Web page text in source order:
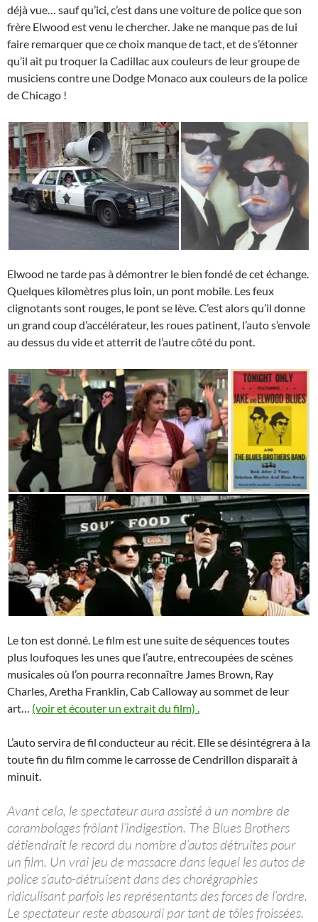
déjà vue… sauf qu’ici, c’est dans une voiture de police que son
frère Elwood est venu le chercher. Jake ne manque pas de lui
faire remarquer que ce choix manque de tact, et de s’étonner
qu’il ait pu troquer la Cadillac aux couleurs de leur groupe de
musiciens contre une Dodge Monaco aux couleurs de la police
de Chicago !
Elwood ne tarde pas à démontrer le bien fondé de cet échange.
Quelques kilomètres plus loin, un pont mobile. Les feux
clignotants sont rouges, le pont se lève. C’est alors qu’il donne
un grand coup d’accélérateur, les roues patinent, l’auto s’envole
au dessus du vide et atterrit de l’autre côté du pont.
Le ton est donné. Le film est une suite de séquences toutes
plus loufoques les unes que l’autre, entrecoupées de scènes
musicales où l’on pourra reconnaître James Brown, Ray
Charles, Aretha Franklin, Cab Calloway au sommet de leur
art… (voir et écouter un extrait du film) .
L’auto servira de fil conducteur au récit. Elle se désintégrera à la
toute fin du film comme le carrosse de Cendrillon disparaît à
minuit.
Avant cela, le spectateur aura assisté à un nombre de
carambolages frôlant l’indigestion. The Blues Brothers
détiendrait le record du nombre d’autos détruites pour
un film. Un vrai jeu de massacre dans lequel les autos de
police s’auto-détruisent dans des chorégraphies
ridiculisant parfois les représentants des forces de l’ordre.
Le spectateur reste abasourdi par tant de tôles froissées.